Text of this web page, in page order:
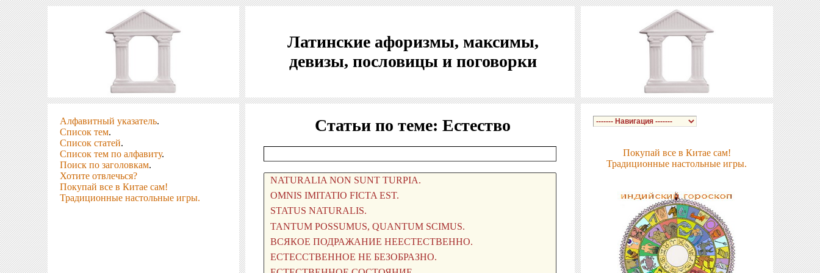
Латинские афоризмы, максимы,
девизы, пословицы и поговорки
Алфавитный указатель.
Список тем.
Список статей.
Список тем по алфавиту.
Поиск по заголовкам.
Хотите отвлечься?
Покупай все в Китае сам!
Традиционные настольные игры.
Статьи по теме: Естество
Покупай все в Китае сам!
Традиционные настольные игры.